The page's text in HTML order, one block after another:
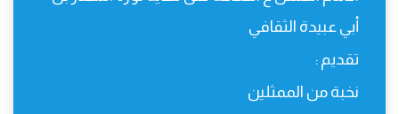
أبي عبيدة الثقافي
تقديم :
نخبة من الممثلين